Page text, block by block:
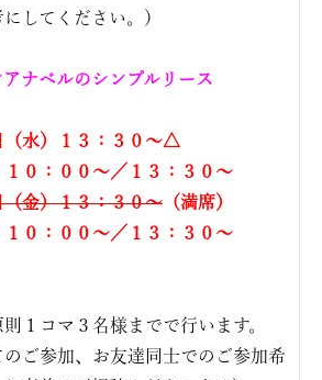
してください。）
アナベルのシンプルリース
（水）１３：３０〜△
１０：００〜／１３：３０〜
金）１３：３０〜 （満席）
１０：００〜／１３：３０〜
１コマ３名様までで行います。
のご参加、お友達同士でのご参加希